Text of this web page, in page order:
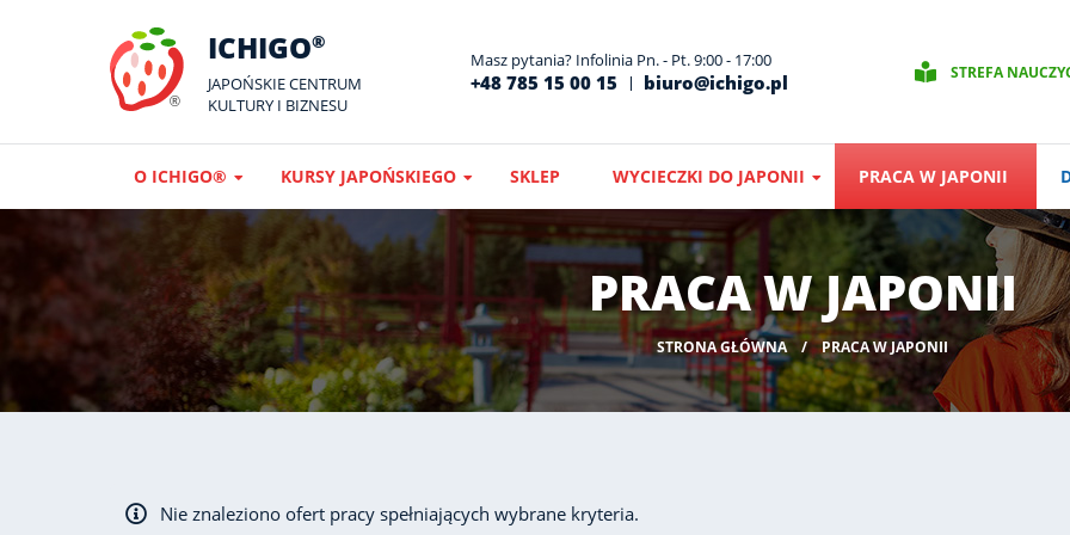
ICHIGO®
JAPOŃSKIE CENTRUM
KULTURY I BIZNESU
Masz pytania? Infolinia Pn. - Pt. 9:00 - 17:00
+48 785 15 00 15 biuro@ichigo.pl STREFA
O ICHIGO® KURSY JAPOŃSKIEGO SKLEP WYCIECZKI DO JAPONII PRACA W JAPONII
PRACA W JAPONII
STRONA GŁÓWNA PRACA W JAPONII
Nie znaleziono ofert pracy spełniających wybrane kryteria.